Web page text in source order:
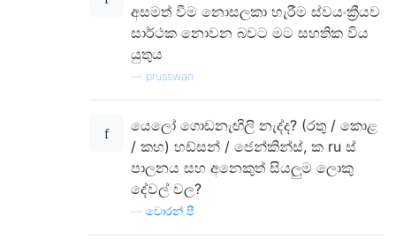
අසමත් වීම නොසලකා හැරීම ස්වයංක්‍රීයව
සාර්ථක නොවන බවට මට සහතික විය
යුතුය
prusswan
යෙලෝ ගොඩනැඟිලි නැද්ද? (රතු / කොළ
/ කහ) හඩ්සන් / ජෙන්කින්ස්, ක ru ස්
පාලනය සහ අනෙකුත් සියලුම ලොකු
දේවල් වල?
වොරන් පී